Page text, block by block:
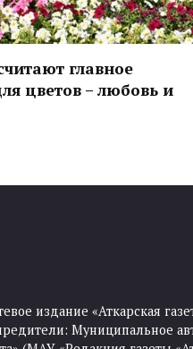
главное
цветов – любовь и
издание «Аткарская
Муниципальное